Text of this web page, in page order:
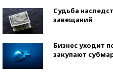
Судьба
завещаний
Бизнес уходит
закупают